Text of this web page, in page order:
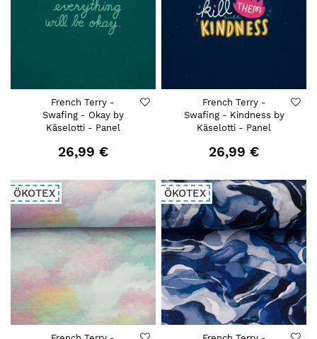
French Terry -
Swafing - Okay by
Käselotti - Panel
26,99 €
French Terry -
Swafing - Kindness by
Käselotti - Panel
26,99 €
ÖKOTEX ÖKOTEX